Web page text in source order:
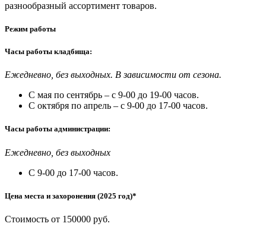
разнообразный ассортимент товаров.
Режим работы
Часы работы кладбища:
Ежедневно, без выходных. В зависимости от сезона.
С мая по сентябрь – с 9-00 до 19-00 часов.
С октября по апрель – с 9-00 до 17-00 часов.
Часы работы администрации:
Ежедневно, без выходных
С 9-00 до 17-00 часов.
Цена места и захоронения (2025 год)*
Стоимость от 150000 руб.